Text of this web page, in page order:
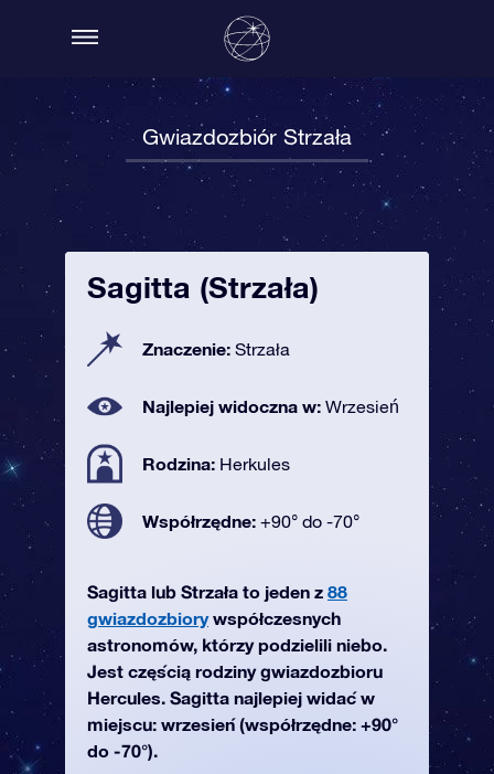
Gwiazdozbiór Strzała
Sagitta (Strzała)
Znaczenie: Strzała
Najlepiej widoczna w: Wrzesień
Rodzina: Herkules
Współrzędne: +90° do -70°
Sagitta lub Strzała to jeden z 88
gwiazdozbiorywspółczesnych
astronomów, którzy podzielili niebo.
Jest częścią rodziny gwiazdozbioru
Hercules. Sagitta najlepiej widać w
miejscu: wrzesień (współrzędne: +90°
do -70°).